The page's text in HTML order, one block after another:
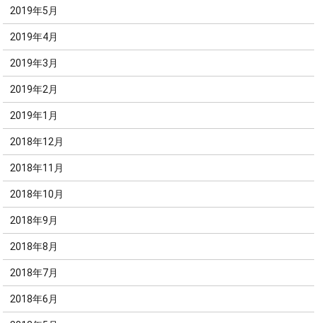
2019年5月
2019年4月
2019年3月
2019年2月
2019年1月
2018年12月
2018年11月
2018年10月
2018年9月
2018年8月
2018年7月
2018年6月